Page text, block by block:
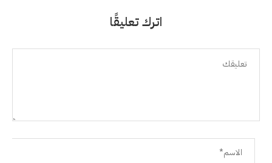
اترك تعليقًا